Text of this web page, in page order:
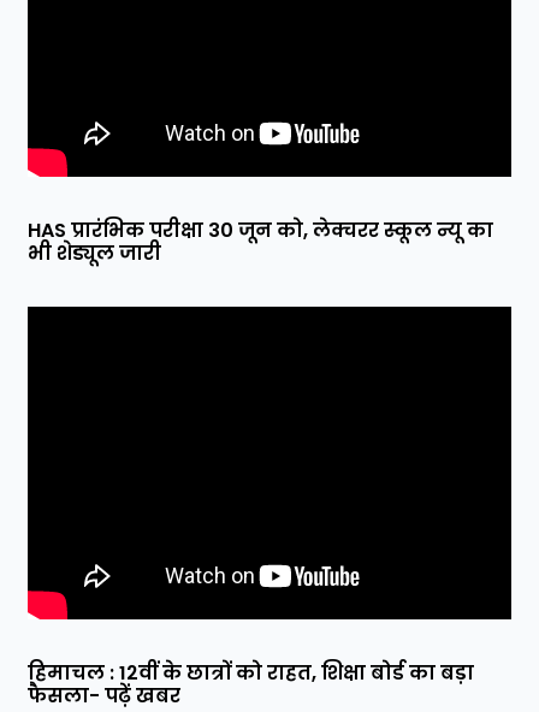
HAS प्रारंभिक परीक्षा 30 जून को, लेक्चरर स्कूल न्यू का
भी शेड्यूल जारी
हिमाचल : 12वीं के छात्रों को राहत, शिक्षा बोर्ड का बड़ा
फैसला- पढ़ें खबर